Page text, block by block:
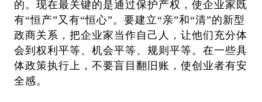
的。现在最关键的是通过保护产权，使企业家既
有“恒产”又有“恒心”。要建立“亲”和“清”的新型
政商关系 ，把企业家当作自己人，让他们充分体
会到权利平等、机会平等、规则平等。在一些具
体政策执行上，不要盲目翻旧账，使创业者有安
全感。